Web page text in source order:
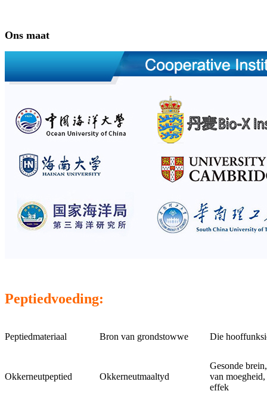
Ons maat
Peptiedvoeding:
Peptiedmateriaal Bron van grondstowwe Die
Okkerneutpeptied Okkerneutmaaltyd
Gesonde
van
effek